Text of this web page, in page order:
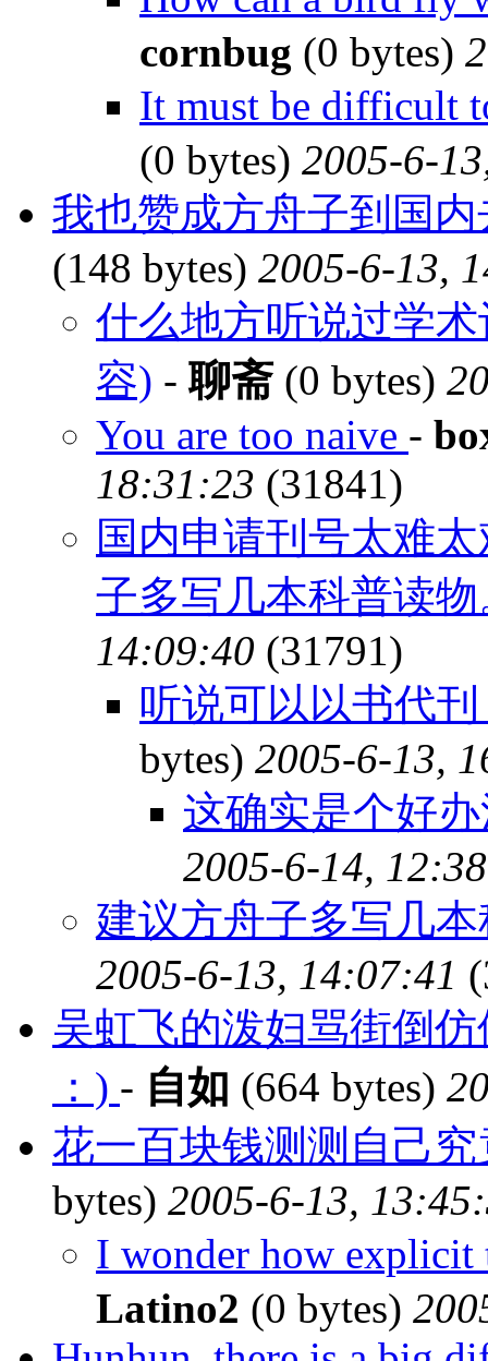
cornbug (0 bytes)
It must be difficult
(0 bytes) 2005-6-
我也赞成方舟子到国
(148 bytes) 2005-6-13,
什么地方听说过学
容) -聊斋 (0 bytes)
You are too naive -
18:31:23 (31841)
国内申请刊号太难
子多写几本科普读
14:09:40 (31791)
听说可以以书代
bytes) 2005-6-13,
这确实是个好
2005-6-14,
建议方舟子多写几
2005-6-13, 14:07:41
吴虹飞的泼妇骂街倒
：) - 自如 (664 bytes)
花一百块钱测测自己
bytes) 2005-6-13,
I wonder how explicit
Latino2 (0 bytes)